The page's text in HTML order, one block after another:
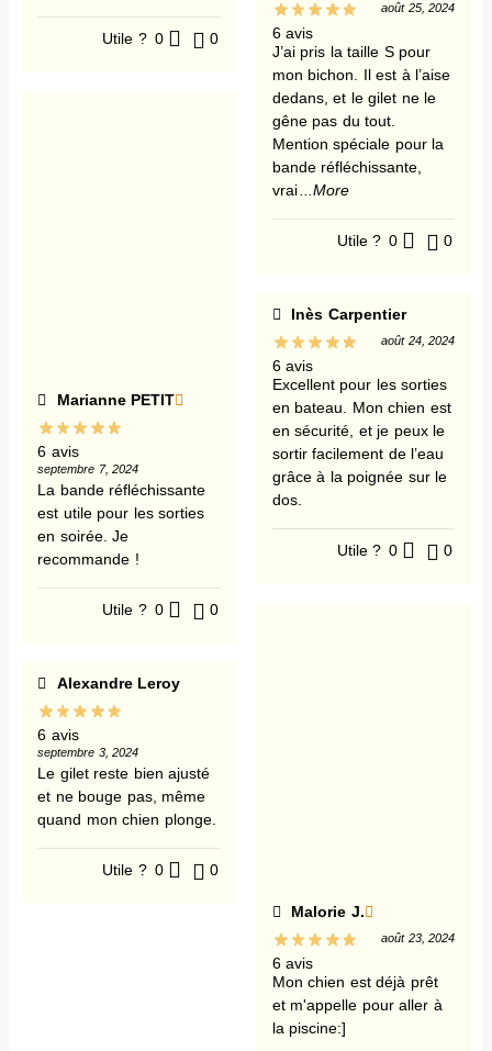
Utile ? 0 0
Marianne PETIT
6 avis
septembre 7, 2024
La bande réfléchissante
est utile pour les sorties
en soirée. Je
recommande !
Utile ? 0 0
Alexandre Leroy
6 avis
septembre 3, 2024
Le gilet reste bien ajusté
et ne bouge pas, même
quand mon chien plonge.
Utile ? 0 0
6 avis
août 25, 2024
J’ai pris la taille S pour
mon bichon. Il est à l’aise
dedans, et le gilet ne le
gêne pas du tout.
Mention spéciale pour la
bande réfléchissante,
vrai...More
Utile ? 0 0
Inès Carpentier
6 avis
août 24, 2024
Excellent pour les sorties
en bateau. Mon chien est
en sécurité, et je peux le
sortir facilement de l’eau
grâce à la poignée sur le
dos.
Utile ? 0 0
Malorie J.
6 avis
août 23, 2024
Mon chien est déjà prêt
et m'appelle pour aller à
la piscine:]